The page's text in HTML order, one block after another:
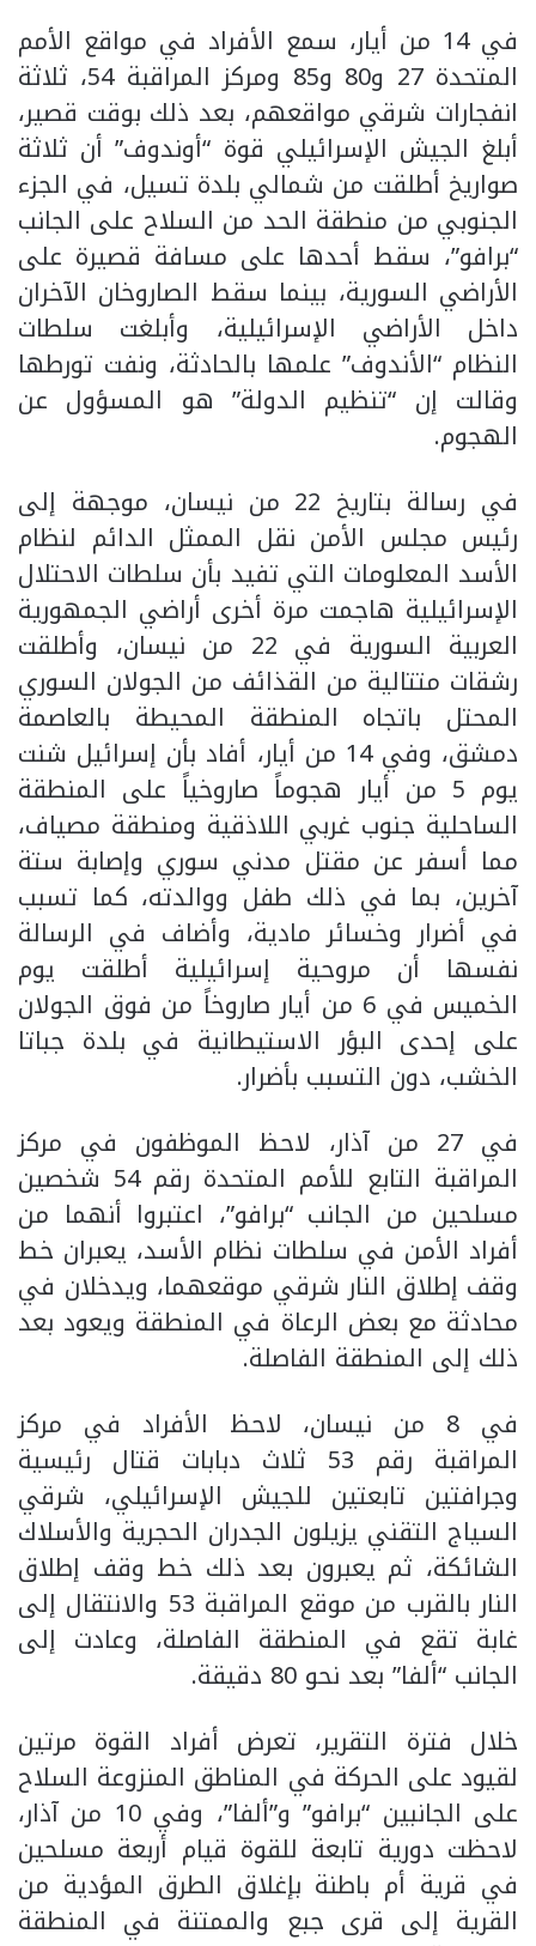
في 14 من أيار، سمع الأفراد في مواقع الأمم
المتحدة 27 و80 و85 ومركز المراقبة 54، ثلاثة
انفجارات شرقي مواقعهم، بعد ذلك بوقت قصير،
أبلغ الجيش الإسرائيلي قوة “أوندوف” أن ثلاثة
صواريخ أطلقت من شمالي بلدة تسيل، في الجزء
الجنوبي من منطقة الحد من السلاح على الجانب
“برافو”، سقط أحدها على مسافة قصيرة على
الأراضي السورية، بينما سقط الصاروخان الآخران
داخل الأراضي الإسرائيلية، وأبلغت سلطات
النظام “الأندوف” علمها بالحادثة، ونفت تورطها
وقالت إن “تنظيم الدولة” هو المسؤول عن
الهجوم.
في رسالة بتاريخ 22 من نيسان، موجهة إلى
رئيس مجلس الأمن نقل الممثل الدائم لنظام
الأسد المعلومات التي تفيد بأن سلطات الاحتلال
الإسرائيلية هاجمت مرة أخرى أراضي الجمهورية
العربية السورية في 22 من نيسان، وأطلقت
رشقات متتالية من القذائف من الجولان السوري
المحتل باتجاه المنطقة المحيطة بالعاصمة
دمشق، وفي 14 من أيار، أفاد بأن إسرائيل شنت
يوم 5 من أيار هجوماً صاروخياً على المنطقة
الساحلية جنوب غربي اللاذقية ومنطقة مصياف،
مما أسفر عن مقتل مدني سوري وإصابة ستة
آخرين، بما في ذلك طفل ووالدته، كما تسبب
في أضرار وخسائر مادية، وأضاف في الرسالة
نفسها أن مروحية إسرائيلية أطلقت يوم
الخميس في 6 من أيار صاروخاً من فوق الجولان
على إحدى البؤر الاستيطانية في بلدة جباتا
الخشب، دون التسبب بأضرار.
في 27 من آذار، لاحظ الموظفون في مركز
المراقبة التابع للأمم المتحدة رقم 54 شخصين
مسلحين من الجانب “برافو”، اعتبروا أنهما من
أفراد الأمن في سلطات نظام الأسد، يعبران خط
وقف إطلاق النار شرقي موقعهما، ويدخلان في
محادثة مع بعض الرعاة في المنطقة ويعود بعد
ذلك إلى المنطقة الفاصلة.
في 8 من نيسان، لاحظ الأفراد في مركز
المراقبة رقم 53 ثلاث دبابات قتال رئيسية
وجرافتين تابعتين للجيش الإسرائيلي، شرقي
السياج التقني يزيلون الجدران الحجرية والأسلاك
الشائكة، ثم يعبرون بعد ذلك خط وقف إطلاق
النار بالقرب من موقع المراقبة 53 والانتقال إلى
غابة تقع في المنطقة الفاصلة، وعادت إلى
الجانب “ألفا” بعد نحو 80 دقيقة.
خلال فترة التقرير، تعرض أفراد القوة مرتين
لقيود على الحركة في المناطق المنزوعة السلاح
على الجانبين “برافو” و”ألفا”، وفي 10 من آذار،
لاحظت دورية تابعة للقوة قيام أربعة مسلحين
في قرية أم باطنة بإغلاق الطرق المؤدية من
القرية إلى قرى جبع والممتنة في المنطقة